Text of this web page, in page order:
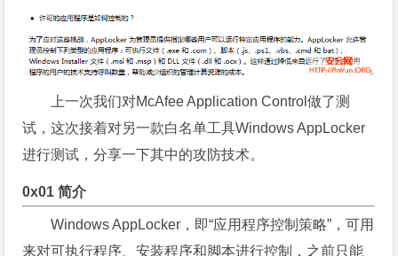
上一次我们对McAfee Application Control做了测
试，这次接着对另一款白名单工具Windows AppLocker
进行测试，分享一下其中的攻防技术。
0x01 简介
Windows AppLocker，即“应用程序控制策略”，可用
来对可执行程序、安装程序和脚本进行控制，之前只能